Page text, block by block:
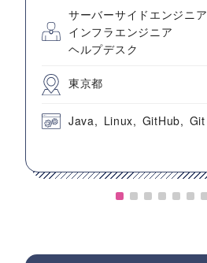
サーバーサイドエンジニア
インフラエンジニア
ヘルプデスク
東京都
Java Linux GitHub Git